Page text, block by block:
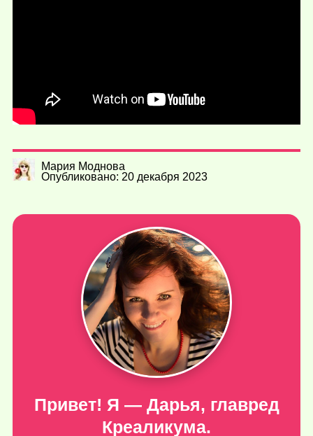
Мария Моднова
Опубликовано: 20 декабря 2023
Привет! Я — Дарья, главред
Креаликума.